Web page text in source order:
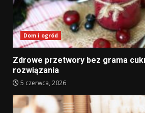
Dom i ogród
Zdrowe przetwory bez grama
rozwiązania
5 czerwca, 2026